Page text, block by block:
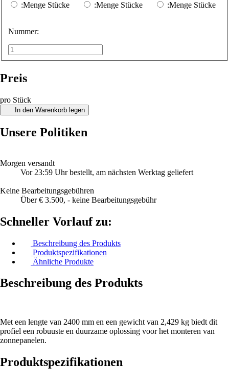
:Menge Stücke :Menge Stücke :Menge Stücke
Nummer:
Preis
pro Stück
In den Warenkorb legen
Unsere Politiken
Morgen versandt
Vor 23:59 Uhr bestellt, am nächsten Werktag geliefert
Keine Bearbeitungsgebühren
Über € 3.500, - keine Bearbeitungsgebühr
Schneller Vorlauf zu:
Beschreibung des Produkts
Produktspezifikationen
Ähnliche Produkte
Beschreibung des Produkts
Met een lengte van 2400 mm en een gewicht van 2,429 kg biedt dit
profiel een robuuste en duurzame oplossing voor het monteren van
zonnepanelen.
Produktspezifikationen